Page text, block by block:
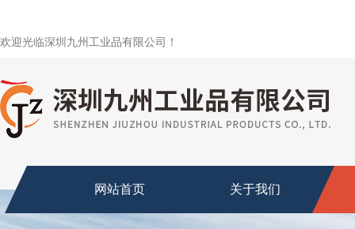
欢迎光临深圳九州工业品有限公司！
网站首页 关于我们